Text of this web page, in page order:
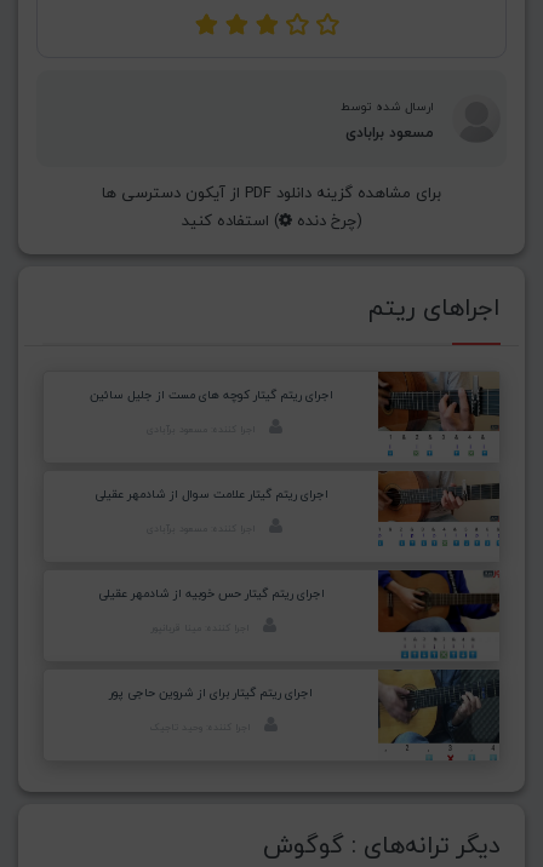
ارسال شده توسط
مسعود برابادی
برای مشاهده گزینه دانلود PDF از آیکون دسترسی ها
(چرخ دنده ) استفاده کنید
اجراهای ریتم
اجرای ریتم گیتار کوچه های مست از جلیل سائین
اجرای ریتم گیتار علامت سوال از شادمهر عقیلی
اجرای ریتم گیتار حس خوبیه از شادمهر عقیلی
اجرای ریتم گیتار برای از شروین حاجی پور
دیگر ترانه‌های : گوگوش